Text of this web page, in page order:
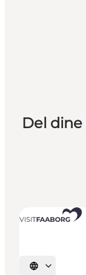
Del
Vælg sprog